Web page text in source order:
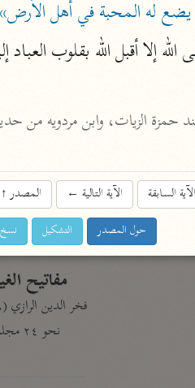
نحو ١١ مجلدًا
التسهيل لعلوم
موسوعات
روح
الآلوسي (١٢٧٠ هـ)
نحو ٢٨ مجلدًا
مفاتيح
فخر الدين الرازي (٦٠٦ هـ)
نحو ٢٤ مجلدًا
يضع له المحبة في أهل الأرض»
إلا أقبل الله بقلوب العباد
الآية السابقة الآية التالية ← المصدر
حول المصدر التشكيل